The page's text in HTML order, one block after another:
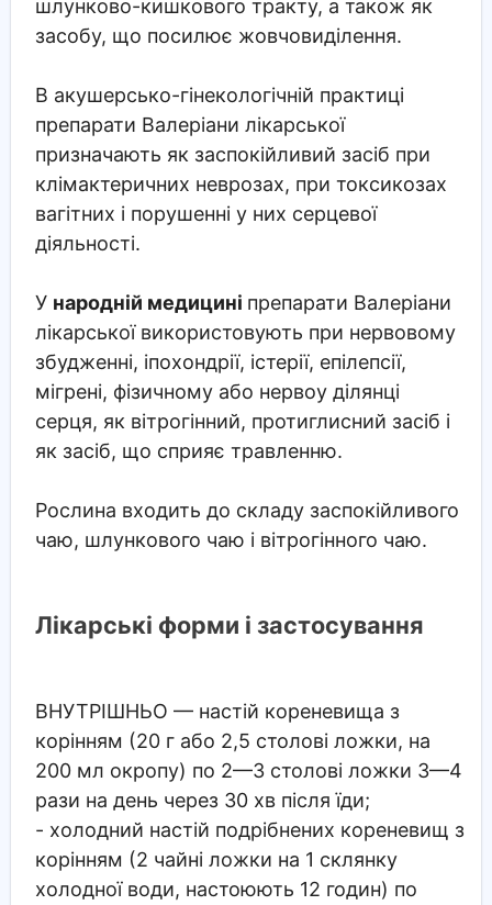
шлунково-кишкового тракту, а також як
засобу, що посилює жовчовиділення.
В акушерсько-гінекологічній практиці
препарати Валеріани лікарської
призначають як заспокійливий засіб при
клімактеричних неврозах, при токсикозах
вагітних і порушенні у них серцевої
діяльності.
У народній медицині препарати Валеріани
лікарської використовують при нервовому
збудженні, іпохондрії, істерії, епілепсії,
мігрені, фізичному або нервоу ділянці
серця, як вітрогінний, протиглисний засіб і
як засіб, що сприяє травленню.
Рослина входить до складу заспокійливого
чаю, шлункового чаю і вітрогінного чаю.
Лікарські форми і застосування
ВНУТРІШНЬО — настій кореневища з
корінням (20 г або 2,5 столові ложки, на
200 мл окропу) по 2—3 столові ложки 3—4
рази на день через 30 хв після їди;
- холодний настій подрібнених кореневищ з
корінням (2 чайні ложки на 1 склянку
холодної води, настоюють 12 годин) по